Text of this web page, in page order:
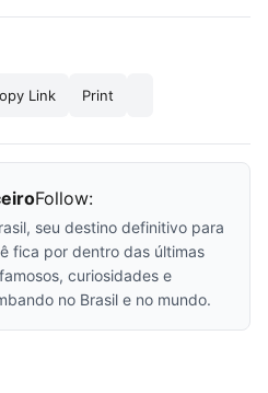
Link Print
Follow:
seu destino definitivo para
fica por dentro das últimas
curiosidades e
no Brasil e no mundo.